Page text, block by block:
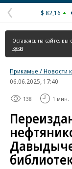
Предыдущая
страница
$ 82,16
Оставаясь на сайте, вы
куки
Прикамье / Новости
06.06.2025, 17:40
138 1 мин.